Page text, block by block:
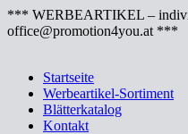
Springe
zum
*** WERBEARTIKEL –
office@promotion4you.at ***
Startseite
Werbeartikel-Sortiment
Blätterkatalog
Kontakt